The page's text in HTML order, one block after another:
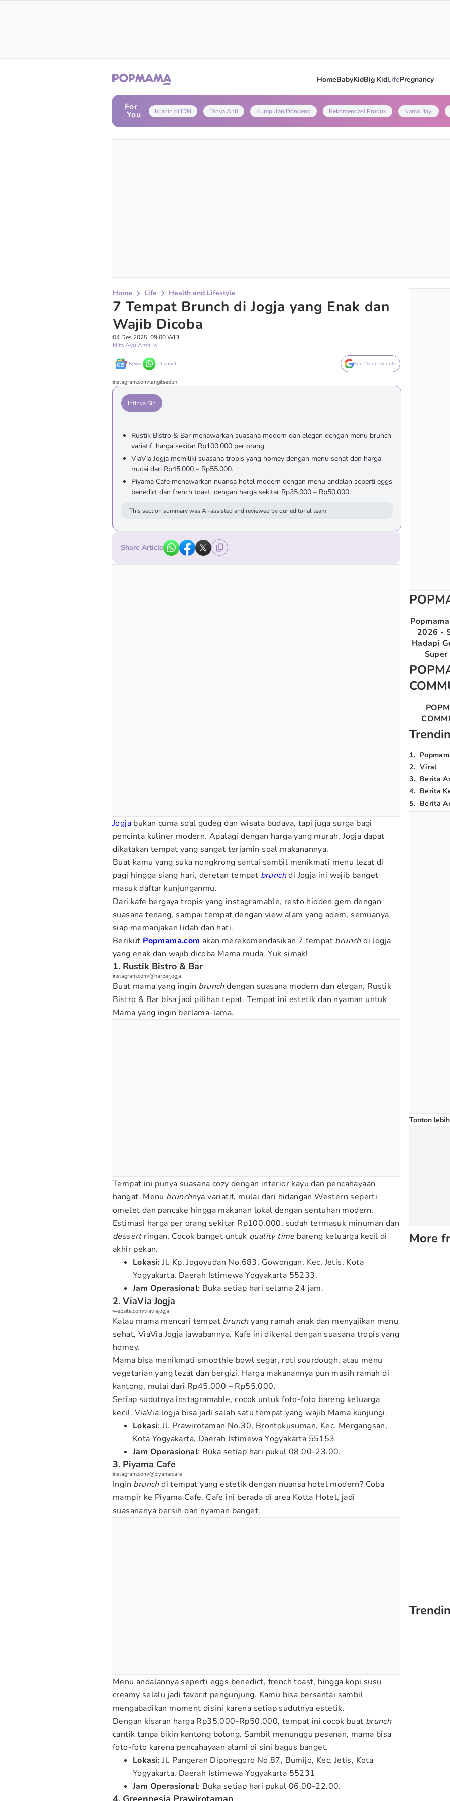
HomeBabyKidBig KidLifePregnancy
For
You Iklanin di IDN Tanya Ahli Kumpulan Dongeng Rekomendasi Produk Nama Bayi
Home Life Health and Lifestyle
7 Tempat Brunch di Jogja yang Enak dan
Wajib Dicoba
04 Des 2025, 09:00 WIB
Nita Ayu Amalia
News Channel Add Us on Google
instagram.com/langitseduh
Intinya Sih
Rustik Bistro & Bar menawarkan suasana modern dan elegan dengan menu brunch
variatif, harga sekitar Rp100.000 per orang.
ViaVia Jogja memiliki suasana tropis yang homey dengan menu sehat dan harga
mulai dari Rp45.000 – Rp55.000.
Piyama Cafe menawarkan nuansa hotel modern dengan menu andalan seperti eggs
benedict dan french toast, dengan harga sekitar Rp35.000 – Rp50.000.
This section summary was AI-assisted and reviewed by our editorial team.
Share Article
Jogja bukan cuma soal gudeg dan wisata budaya, tapi juga surga bagi
pencinta kuliner modern. Apalagi dengan harga yang murah, Jogja dapat
dikatakan tempat yang sangat terjamin soal makanannya.
Buat kamu yang suka nongkrong santai sambil menikmati menu lezat di
pagi hingga siang hari, deretan tempat brunchdi Jogja ini wajib banget
masuk daftar kunjunganmu.
Dari kafe bergaya tropis yang instagramable, resto hidden gem dengan
suasana tenang, sampai tempat dengan view alam yang adem, semuanya
siap memanjakan lidah dan hati.
Berikut Popmama.com akan merekomendasikan 7 tempat brunchdi Jogja
yang enak dan wajib dicoba Mama muda. Yuk simak!
1. Rustik Bistro & Bar
instagram.com/@harperjogja
Buat mama yang ingin brunchdengan suasana modern dan elegan, Rustik
Bistro & Bar bisa jadi pilihan tepat. Tempat ini estetik dan nyaman untuk
Mama yang ingin berlama-lama.
Tempat ini punya suasana cozy dengan interior kayu dan pencahayaan
hangat. Menu brunchnya variatif, mulai dari hidangan Western seperti
omelet dan pancake hingga makanan lokal dengan sentuhan modern.
Estimasi harga per orang sekitar Rp100.000, sudah termasuk minuman dan
dessertringan. Cocok banget untuk quality time bareng keluarga kecil di
akhir pekan.
Lokasi: Jl. Kp. Jogoyudan No.683, Gowongan, Kec. Jetis, Kota
Yogyakarta, Daerah Istimewa Yogyakarta 55233.
Jam Operasional: Buka setiap hari selama 24 jam.
2. ViaVia Jogja
website.com/viaviajogja
Kalau mama mencari tempat brunchyang ramah anak dan menyajikan menu
sehat, ViaVia Jogja jawabannya. Kafe ini dikenal dengan suasana tropis yang
homey.
Mama bisa menikmati smoothie bowl segar, roti sourdough, atau menu
vegetarian yang lezat dan bergizi. Harga makanannya pun masih ramah di
kantong, mulai dari Rp45.000 – Rp55.000.
Setiap sudutnya instagramable, cocok untuk foto-foto bareng keluarga
kecil. ViaVia Jogja bisa jadi salah satu tempat yang wajib Mama kunjungi.
Lokasi: Jl. Prawirotaman No.30, Brontokusuman, Kec. Mergangsan,
Kota Yogyakarta, Daerah Istimewa Yogyakarta 55153
Jam Operasional: Buka setiap hari pukul 08.00-23.00.
3. Piyama Cafe
instagram.com/@piyamacafe
Ingin brunchdi tempat yang estetik dengan nuansa hotel modern? Coba
mampir ke Piyama Cafe. Cafe ini berada di area Kotta Hotel, jadi
suasananya bersih dan nyaman banget.
Menu andalannya seperti eggs benedict, french toast, hingga kopi susu
creamy selalu jadi favorit pengunjung. Kamu bisa bersantai sambil
mengabadikan moment disini karena setiap sudutnya estetik.
Dengan kisaran harga Rp35.000-Rp50.000, tempat ini cocok buat brunch
cantik tanpa bikin kantong bolong. Sambil menunggu pesanan, mama bisa
foto-foto karena pencahayaan alami di sini bagus banget.
Lokasi:Jl. Pangeran Diponegoro No.87, Bumijo, Kec. Jetis, Kota
Yogyakarta, Daerah Istimewa Yogyakarta 55231
Jam Operasional: Buka setiap hari pukul 06.00-22.00.
2026 -
Hadapi
1.
2. Viral
3. Berita
4. Berita
5. Berita
Tonton
More